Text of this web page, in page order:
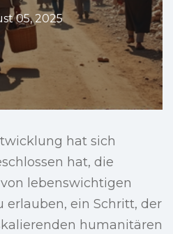
05, 2025
hat sich
hat, die
lebenswichtigen
erlauben, ein Schritt, der
humanitären